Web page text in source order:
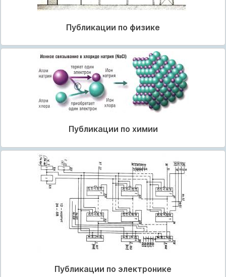
Публикации по физике
Публикации по химии
Публикации по электронике